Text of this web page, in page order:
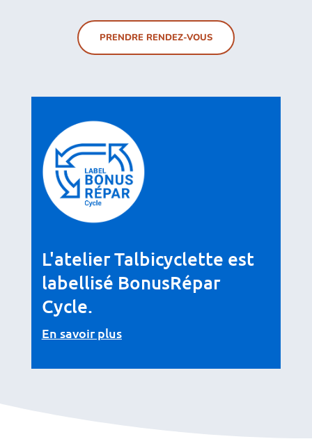
PRENDRE RENDEZ-VOUS
L'atelier Talbicyclette est
labellisé BonusRépar
Cycle.
En savoir plus